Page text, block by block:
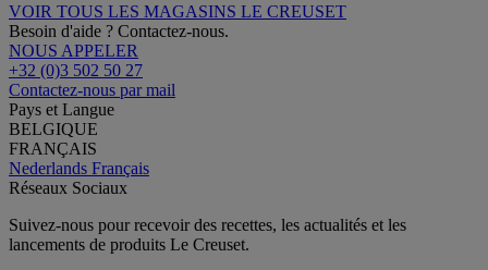
VOIR TOUS LES MAGASINS LE CREUSET
Besoin d'aide ? Contactez-nous.
NOUS APPELER
+32 (0)3 502 50 27
Contactez-nous par mail
Pays et Langue
BELGIQUE
FRANÇAIS
Nederlands Français
Réseaux Sociaux
Suivez-nous pour recevoir des recettes, les actualités et les
lancements de produits Le Creuset.